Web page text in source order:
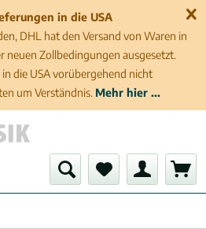
in die USA
DHL hat den Versand von Waren in
neuen Zollbedingungen ausgesetzt.
die USA vorübergehend nicht
um Verständnis. Mehr hier ...